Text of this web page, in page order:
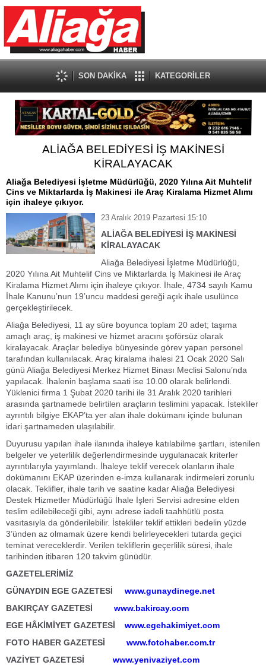
SON DAKİKA KATEGORİLER
ALİAĞA BELEDİYESİ İŞ MAKİNESİ
KİRALAYACAK
Aliağa Belediyesi İşletme Müdürlüğü, 2020 Yılına Ait Muhtelif
Cins ve Miktarlarda İş Makinesi ile Araç Kiralama Hizmet Alımı
için ihaleye çıkıyor.
23 Aralık 2019 Pazartesi 15:10
ALİAĞA BELEDİYESİ İŞ MAKİNESİ
KİRALAYACAK
Aliağa Belediyesi İşletme Müdürlüğü,
2020 Yılına Ait Muhtelif Cins ve Miktarlarda İş Makinesi ile Araç
Kiralama Hizmet Alımı için ihaleye çıkıyor. İhale, 4734 sayılı Kamu
İhale Kanunu’nun 19’uncu maddesi gereği açık ihale usulünce
gerçekleştirilecek.
Aliağa Belediyesi, 11 ay süre boyunca toplam 20 adet; taşıma
amaçlı araç, iş makinesi ve hizmet aracını şoförsüz olarak
kiralayacak. Araçlar belediye bünyesinde görev yapan personel
tarafından kullanılacak. Araç kiralama ihalesi 21 Ocak 2020 Salı
günü Aliağa Belediyesi Merkez Hizmet Binası Meclisi Salonu’nda
yapılacak. İhalenin başlama saati ise 10.00 olarak belirlendi.
Yüklenici firma 1 Şubat 2020 tarihi ile 31 Aralık 2020 tarihleri
arasında şartnamede belirtilen araçların teslimini yapacak. İstekliler
ayrıntılı bilgiye EKAP’ta yer alan ihale dokümanı içinde bulunan
idari şartnameden ulaşılabilir.
Duyurusu yapılan ihale ilanında ihaleye katılabilme şartları, istenilen
belgeler ve yeterlilik değerlendirmesinde uygulanacak kriterler
ayrıntılarıyla yayımlandı. İhaleye teklif verecek olanların ihale
dokümanını EKAP üzerinden e-imza kullanarak indirmeleri zorunlu
olacak. Teklifler, ihale tarih ve saatine kadar Aliağa Belediyesi
Destek Hizmetler Müdürlüğü İhale İşleri Servisi adresine elden
teslim edilebileceği gibi, aynı adrese iadeli taahhütlü posta
vasıtasıyla da gönderilebilir. İstekliler teklif ettikleri bedelin yüzde
3’ünden az olmamak üzere kendi belirleyecekleri tutarda geçici
teminat vereceklerdir. Verilen tekliflerin geçerlilik süresi, ihale
tarihinden itibaren 120 takvim günüdür.
GAZETELERİMİZ
GÜNAYDIN EGE GAZETESİ
www.gunaydinege.net
BAKIRÇAY GAZETESİ www.bakircay.com
EGE HÂKİMİYET GAZETESİ
www.egehakimiyet.com
FOTO HABER GAZETESİ
www.fotohaber.com.tr
VAZİYET GAZETESİ www.yenivaziyet.com